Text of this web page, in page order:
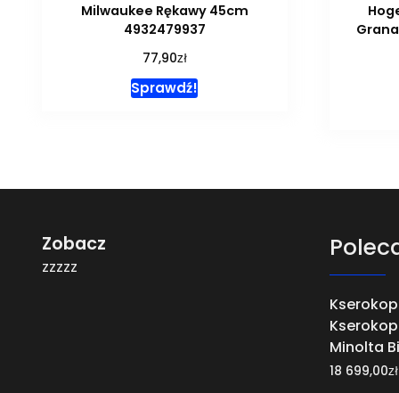
Milwaukee Rękawy 45cm
4932479937
77,90zł
Sprawdź!
Zobacz
zzzzz
Minolta
18 699,00zł